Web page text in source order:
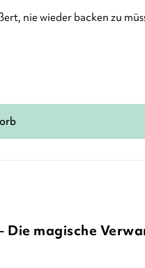
nie wieder backen zu
Die magische